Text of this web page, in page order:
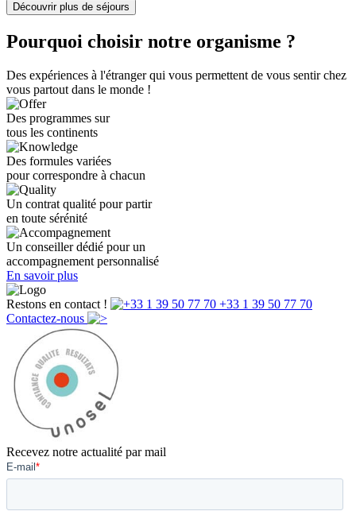
Découvrir plus de séjours
Pourquoi choisir notre organisme ?
Des expériences à l'étranger qui vous permettent de vous sentir chez
vous partout dans le monde !
Des programmes sur
tous les continents
Des formules variées
pour correspondre à chacun
Un contrat qualité pour partir
en toute sérénité
Un conseiller dédié pour un
accompagnement personnalisé
En savoir plus
Restons en contact !
+33 1 39 50 77 70
Contactez-nous
Recevez notre actualité par mail